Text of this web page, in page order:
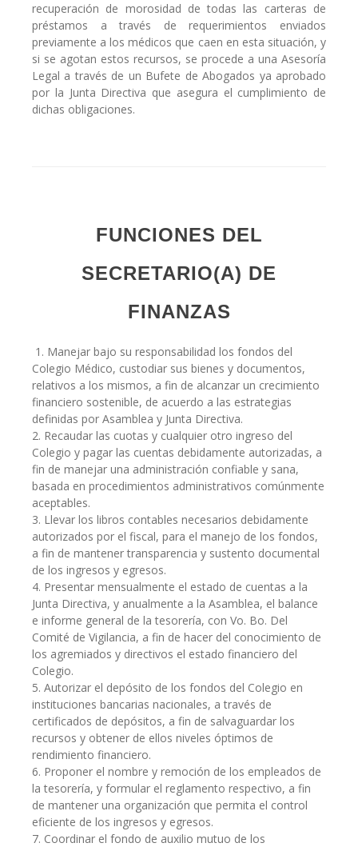
recuperación de morosidad de todas las carteras de
préstamos a través de requerimientos enviados
previamente a los médicos que caen en esta situación, y
si se agotan estos recursos, se procede a una Asesoría
Legal a través de un Bufete de Abogados ya aprobado
por la Junta Directiva que asegura el cumplimiento de
dichas obligaciones.
FUNCIONES DEL
SECRETARIO(A) DE
FINANZAS
1. Manejar bajo su responsabilidad los fondos del
Colegio Médico, custodiar sus bienes y documentos,
relativos a los mismos, a fin de alcanzar un crecimiento
financiero sostenible, de acuerdo a las estrategias
definidas por Asamblea y Junta Directiva.
2. Recaudar las cuotas y cualquier otro ingreso del
Colegio y pagar las cuentas debidamente autorizadas, a
fin de manejar una administración confiable y sana,
basada en procedimientos administrativos comúnmente
aceptables.
3. Llevar los libros contables necesarios debidamente
autorizados por el fiscal, para el manejo de los fondos,
a fin de mantener transparencia y sustento documental
de los ingresos y egresos.
4. Presentar mensualmente el estado de cuentas a la
Junta Directiva, y anualmente a la Asamblea, el balance
e informe general de la tesorería, con Vo. Bo. Del
Comité de Vigilancia, a fin de hacer del conocimiento de
los agremiados y directivos el estado financiero del
Colegio.
5. Autorizar el depósito de los fondos del Colegio en
instituciones bancarias nacionales, a través de
certificados de depósitos, a fin de salvaguardar los
recursos y obtener de ellos niveles óptimos de
rendimiento financiero.
6. Proponer el nombre y remoción de los empleados de
la tesorería, y formular el reglamento respectivo, a fin
de mantener una organización que permita el control
eficiente de los ingresos y egresos.
7. Coordinar el fondo de auxilio mutuo de los